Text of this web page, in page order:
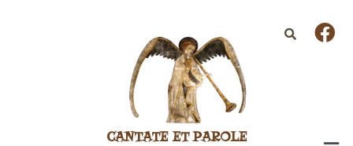
CANTATE ET PAROLE